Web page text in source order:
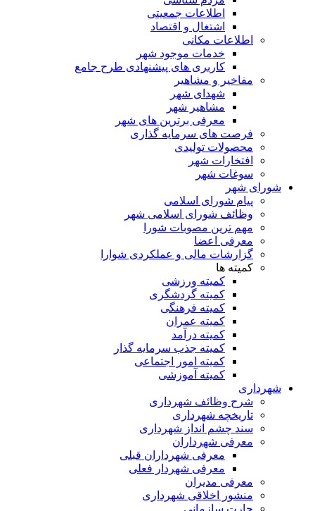
اطلاعات جمعیتی
اشتغال و اقتصاد
اطلاعات مکانی
خدمات موجود شهر
کاربری های پیشنهادی طرح جامع
مفاخیر و مشاهیر
شهدای شهر
مشاهیر شهر
معرفی برترین های شهر
فرصت های سرمایه گذاری
محصولات تولیدی
افتخارات شهر
سوغات شهر
شورای شهر
پیام شورای اسلامی
وظائف شورای اسلامی شهر
مهم ترین مصوبات شورا
معرفی اعضا
گزارشات مالی و عملکردی شوارا
کمیته ها
کمیته ورزشی
کمیته گردشگری
کمیته فرهنگی
کمیته عمران
کمیته درآمد
کمیته جذب سرمایه گذار
کمیته امور اجتماعی
کمیته آموزشی
شهرداری
شرح وظائف شهرداری
تاریخچه شهرداری
سند چشم انداز شهرداری
معرفی شهرداران
معرفی شهرداران قبلی
معرفی شهردار فعلی
معرفی مدیران
منشور اخلاقی شهرداری